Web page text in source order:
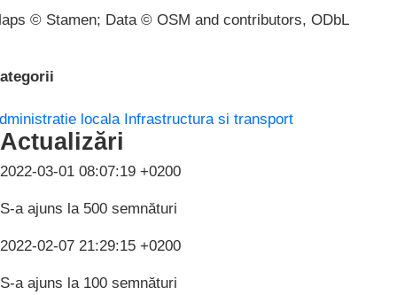
© Stamen; Data © OSM and contributors, ODbL
locala Infrastructura si transport
Actualizări
2022-03-01 08:07:19 +0200
S-a ajuns la 500 semnături
2022-02-07 21:29:15 +0200
S-a ajuns la 100 semnături